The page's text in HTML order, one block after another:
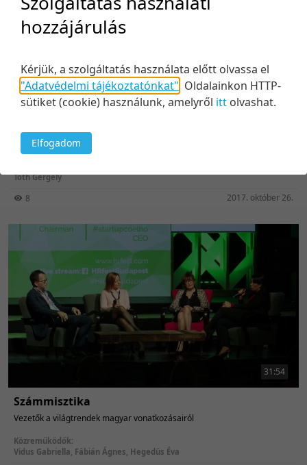
Köszöntő
Tóth Gergely
8 2017. október 26.
31:54
Számmisztika
Vezetők a világtrendek magyar vonatkozásairól
Közreműködők:
Vidus Gabriella Fábián Ágnes Hegedüs Éva
hozzájárulás
Kérjük, a szolgáltatás használata előtt olvassa el
"Adatvédelmi tájékoztatónkat" Oldalainkon HTTP-
sütiket (cookie) használunk, amelyről itt olvashat.
Elfogadom